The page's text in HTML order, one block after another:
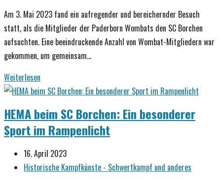
Am 3. Mai 2023 fand ein aufregender und bereichernder Besuch
statt, als die Mitglieder der Paderborn Wombats den SC Borchen
aufsuchten. Eine beeindruckende Anzahl von Wombat-Mitgliedern war
gekommen, um gemeinsam…
Weiterlesen
trifft
MMA:
Austausch
den
Paderborn
HEMA beim SC Borchen: Ein besonderer
Sport im Rampenlicht
Beitrag
veröffentlicht:
16. April 2023
Beitrags-
Historische Kampfkünste - Schwertkampf und anderes